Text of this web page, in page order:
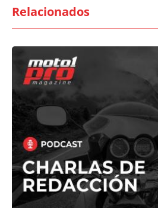
Relacionados